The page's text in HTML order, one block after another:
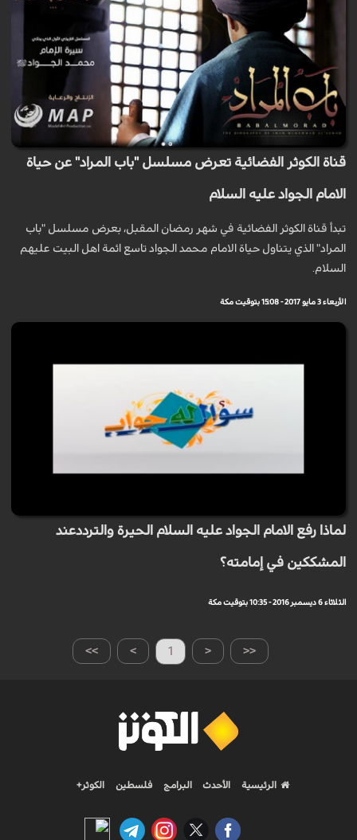
قناة الكوثر الفضائية تعرض مسلسل "باب المراد" عن حياة
الامام الجواد عليه السلام
تبدأ قناة الكوثر الفضائية في شهر رمضان المقبل، بعرض مسلسل "باب
المراد" الذي يتناول حياة الامام محمد الجواد تاسع ائمة اهل البيت عليهم
السلام.
الأربعاء 3 مايو 2017 - 15:08 بتوقيت مكة
لماذا رفع الامام الجواد عليه السلام الحيرة والترددعند
المشككين في إمامته؟
الثلاثاء 6 ديسمبر 2016 - 10:35 بتوقيت مكة
>> > 1 < <<
الرئيسية الأحدث البرامج فلسطين الكوثر+